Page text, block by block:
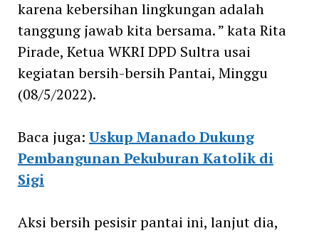
karena kebersihan lingkungan adalah
tanggung jawab kita bersama. ” kata Rita
Pirade, Ketua WKRI DPD Sultra usai
kegiatan bersih-bersih Pantai, Minggu
(08/5/2022).
Baca juga: Uskup Manado Dukung
Pembangunan Pekuburan Katolik di
Sigi
Aksi bersih pesisir pantai ini, lanjut dia,